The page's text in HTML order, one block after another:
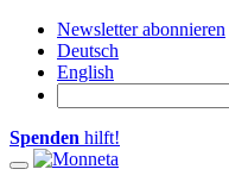
Newsletter abonnieren
Deutsch
English
Spenden hilft!
Toggle navigation